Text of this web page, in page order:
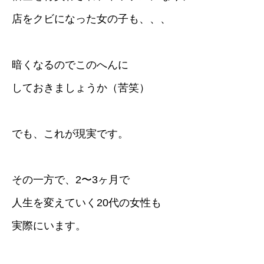
店をクビになった女の子も、、、
暗くなるのでこのへんに
しておきましょうか（苦笑）
でも、これが現実です。
その一方で、2〜3ヶ月で
人生を変えていく20代の女性も
実際にいます。